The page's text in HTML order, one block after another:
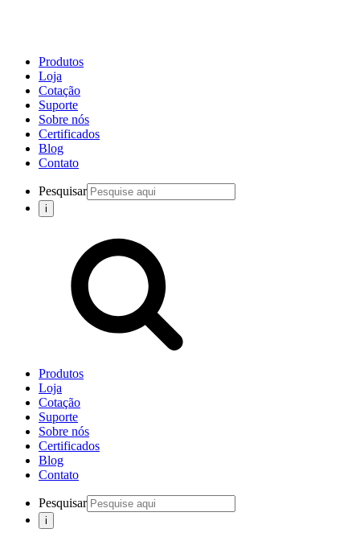
Produtos
Loja
Cotação
Suporte
Sobre nós
Certificados
Blog
Contato
Pesquisar
Produtos
Loja
Cotação
Suporte
Sobre nós
Certificados
Blog
Contato
Pesquisar